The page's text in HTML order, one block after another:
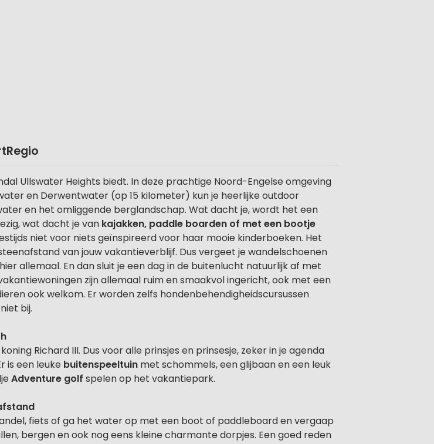
Regio
Ullswater Heights biedt. In deze prachtige Noord-Engelse omgeving
en Derwentwater (op 15 kilometer) kun je heerlijke outdoor
en het omliggende berglandschap. Wat dacht je, wordt het een
wat dacht je van kajakken, paddle boarden of met een bootje
niet voor niets geïnspireerd voor haar mooie kinderboeken. Het
van jouw vakantieverblijf. Dus vergeet je wandelschoenen
allemaal. En dan sluit je een dag in de buitenlucht natuurlijk af met
zijn allemaal ruim en smaakvol ingericht, ook met een
ook welkom. Er worden zelfs hondenbehendigheidscursussen
bij.
Richard III. Dus voor alle prinsjes en prinsesje, zeker in je agenda
is een leuke buitenspeeltuin met schommels, een glijbaan en een leuk
Adventure golf spelen op het vakantiepark.
fiets of ga het water op met een boot of paddleboard en vergaap
bergen en ook nog eens kleine charmante dorpjes. Een goed reden